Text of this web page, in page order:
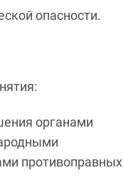
опасности.
органами
противоправных